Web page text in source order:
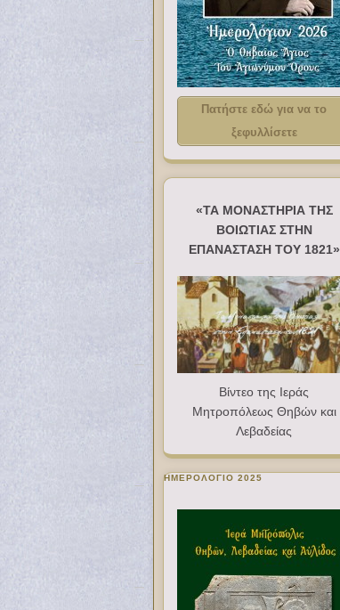
Πατήστε εδώ για να το
ξεφυλλίσετε
«ΤΑ ΜΟΝΑΣΤΗΡΙΑ ΤΗΣ
ΒΟΙΩΤΙΑΣ ΣΤΗΝ
ΕΠΑΝΑΣΤΑΣΗ ΤΟΥ 1821»
Βίντεο της Ιεράς
Μητροπόλεως Θηβών και
Λεβαδείας
ΗΜΕΡΟΛΟΓΙΟ 2025